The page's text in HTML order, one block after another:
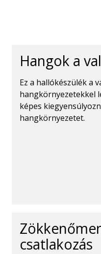
Hangok a
Ez a hallókészülék a
hangkörnyezetekkel
képes
hangkörnyezetet.
csatlakozás